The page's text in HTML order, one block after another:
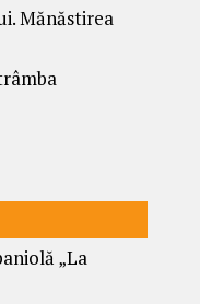
Mănăstirea
„La